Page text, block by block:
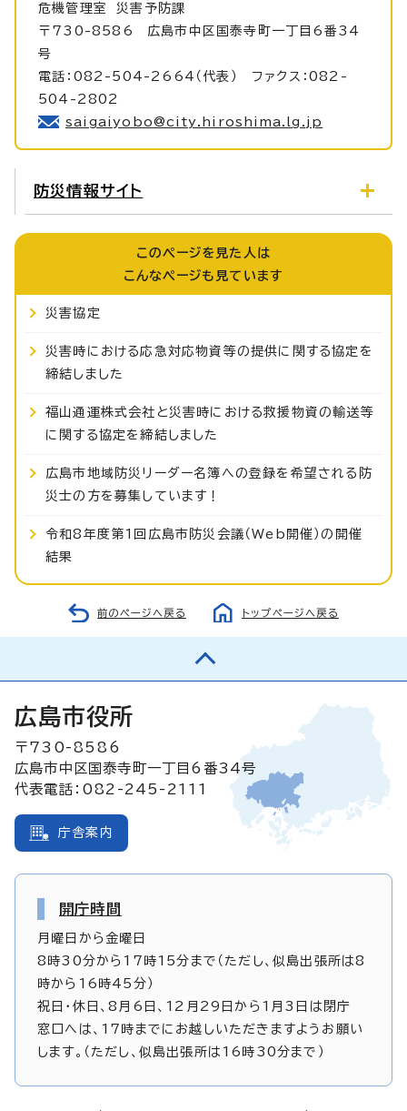
危機管理室 災害予防課
〒730-8586 広島市中区国泰寺町一丁目6番34
号
電話：082-504-2664（代表） ファクス：082-
504-2802
saigaiyobo@city.hiroshima.lg.jp
防災情報サイト
このページを見た人は
こんなページも見ています
災害協定
災害時における応急対応物資等の提供に関する協定を
締結しました
福山通運株式会社と災害時における救援物資の輸送等
に関する協定を締結しました
広島市地域防災リーダー名簿への登録を希望される防
災士の方を募集しています！
令和8年度第1回広島市防災会議（Web開催）の開催
結果
前のページへ戻る トップページへ戻る
広島市役所
〒730-8586
広島市中区国泰寺町一丁目6番34号
代表電話：082-245-2111
庁舎案内
開庁時間
月曜日から金曜日
8時30分から17時15分まで（ただし、似島出張所は8
時から16時45分）
祝日・休日、8月6日、12月29日から1月3日は閉庁
窓口へは、17時までにお越しいただきますようお願い
します。（ただし、似島出張所は16時30分まで）